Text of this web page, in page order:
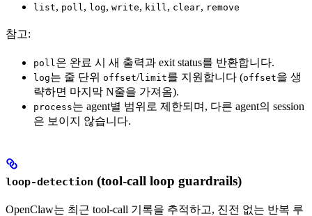
list, poll, log, write, kill, clear, remove
참고:
poll은 완료 시 새 출력과 exit status를 반환합니다.
log는 줄 단위 offset/limit를 지원합니다 (offset을 생
략하면 마지막 N줄을 가져옴).
process는 agent별 범위로 제한되며, 다른 agent의 session
은 보이지 않습니다.
loop-detection (tool-call loop guardrails)
OpenClaw는 최근 tool-call 기록을 추적하고, 진전 없는 반복 루